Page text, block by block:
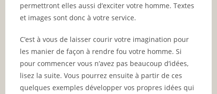
permettront elles aussi d’exciter votre homme. Textes
et images sont donc à votre service.
C’est à vous de laisser courir votre imagination pour
les manier de façon à rendre fou votre homme. Si
pour commencer vous n’avez pas beaucoup d’idées,
lisez la suite. Vous pourrez ensuite à partir de ces
quelques exemples développer vos propres idées qui